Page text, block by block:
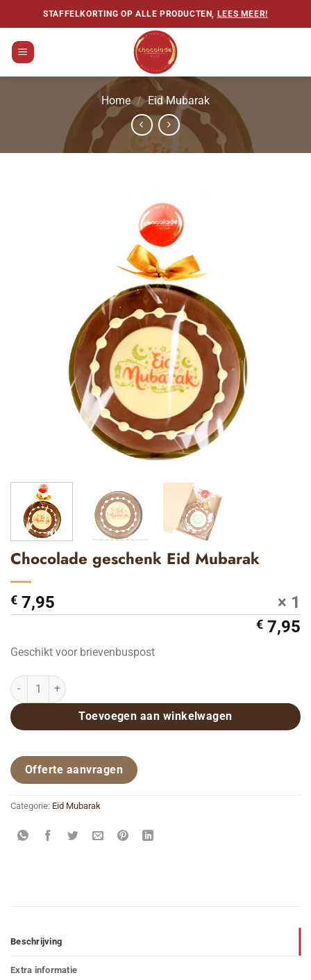
naar
inhoud
STAFFELKORTING OP ALLE PRODUCTEN, LEES MEER!
Home / Eid Mubarak
Chocolade geschenk Eid Mubarak
€ 7,95 × 1
€ 7,95
Geschikt voor brievenbuspost
Chocolade geschenk Eid Mubarak aantal
Toevoegen aan winkelwagen
Offerte aanvragen
Categorie: Eid Mubarak
Beschrijving
Extra informatie